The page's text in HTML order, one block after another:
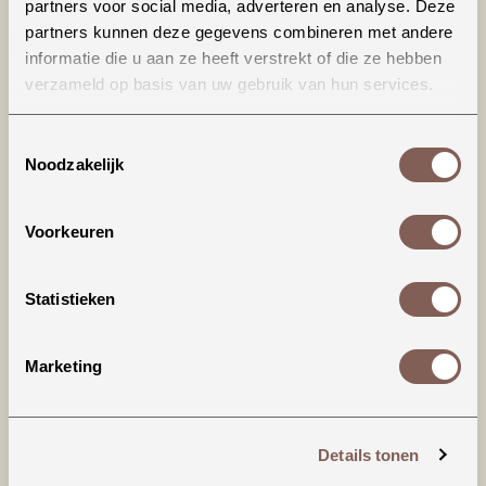
partners voor social media, adverteren en analyse. Deze
partners kunnen deze gegevens combineren met andere
informatie die u aan ze heeft verstrekt of die ze hebben
verzameld op basis van uw gebruik van hun services.
Noodzakelijk
Voorkeuren
Statistieken
Marketing
Details tonen
Productinformatie
badstof en is het perfecte kledingstuk voor een
warme dag. Een design met korte pijpjes en